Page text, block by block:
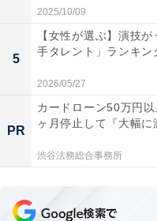
1位：『夫婦別姓刑事
2025/10/09
5
【女性が選ぶ】演技
手タレント」ランキン
2026/05/27
PR
カードローン50万円
ヶ月停止して『大幅に
渋谷法務総合事務所